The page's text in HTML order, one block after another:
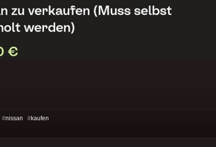
#nissan #kaufen